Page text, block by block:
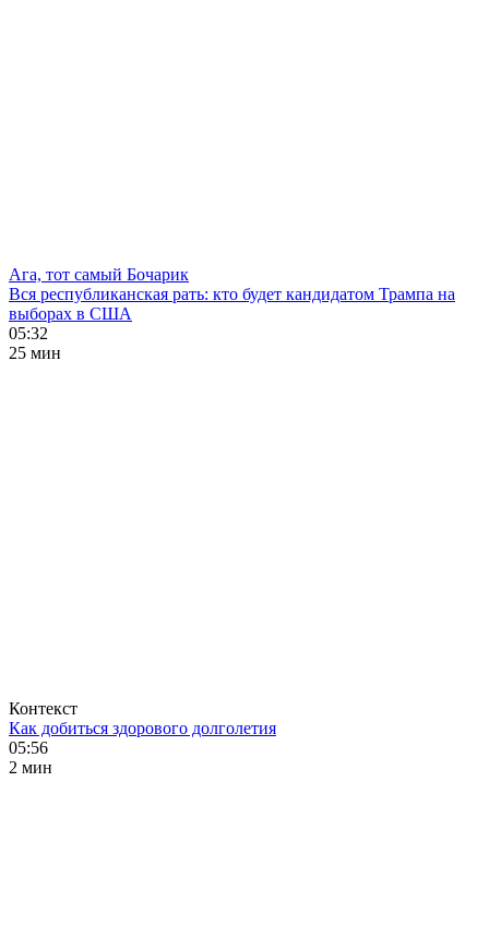
Ага, тот самый Бочарик
Вся республиканская рать: кто будет кандидатом Трампа на
выборах в США
05:32
25 мин
Контекст
Как добиться здорового долголетия
05:56
2 мин